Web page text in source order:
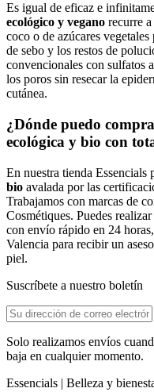
Es igual de eficaz e
ecológico y vegano recurre
coco o de azúcares
de sebo y los restos de
convencionales con sulfatos
los poros sin resecar la
cutánea.
¿Dónde puedo
ecológica y bio con
En nuestra tienda Essencials
bio avalada por las
Trabajamos con marcas de
Cosmétiques. Puedes
con envío rápido en 24
Valencia para recibir un
piel.
Suscríbete a nuestro boletín
Solo realizamos envíos
baja en cualquier momento.
Essencials | Belleza y